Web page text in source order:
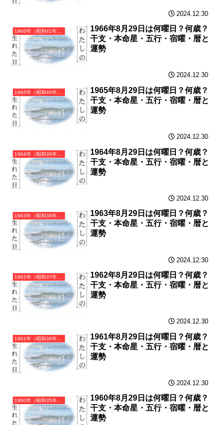
2024.12.30
1966年（昭和41年）丙午（ひのえうま）・午年（うま年）カレンダー（月曜はじまり）
1966年8月29日は何曜日？何歳？
干支・本命星・五行・宿曜・暦と
運勢
2024.12.30
1965年（昭和40年）乙巳（きのとみ）・巳年（へび年）カレンダー（月曜はじまり）
1965年8月29日は何曜日？何歳？
干支・本命星・五行・宿曜・暦と
運勢
2024.12.30
1964年（昭和39年）甲辰（きのえたつ）・辰年（たつ年）カレンダー（月曜はじまり）
1964年8月29日は何曜日？何歳？
干支・本命星・五行・宿曜・暦と
運勢
2024.12.30
1963年（昭和38年）癸卯（みずのとう）・卯年（うさぎ年）カレンダー（月曜はじまり）
1963年8月29日は何曜日？何歳？
干支・本命星・五行・宿曜・暦と
運勢
2024.12.30
1962年（昭和37年）壬寅（みずのえとら）・寅年（とら年）カレンダー（月曜はじまり）
1962年8月29日は何曜日？何歳？
干支・本命星・五行・宿曜・暦と
運勢
2024.12.30
1961年（昭和36年）辛丑（かのとうし）・丑年（うし年）カレンダー（月曜はじまり）
1961年8月29日は何曜日？何歳？
干支・本命星・五行・宿曜・暦と
運勢
2024.12.30
1960年（昭和35年）庚子（かのえね）・子年（ねずみ年）カレンダー（月曜はじまり）
1960年8月29日は何曜日？何歳？
干支・本命星・五行・宿曜・暦と
運勢